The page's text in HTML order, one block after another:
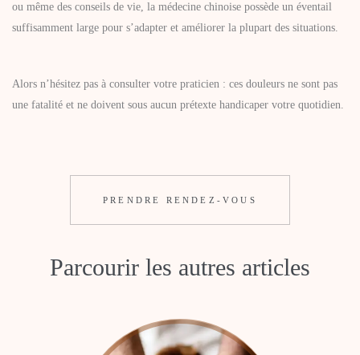
ou même des conseils de vie, la médecine chinoise possède un éventail
suffisamment large pour s’adapter et améliorer la plupart des situations.
Alors n’hésitez pas à consulter votre praticien : ces douleurs ne sont pas
une fatalité et ne doivent sous aucun prétexte handicaper votre quotidien.
PRENDRE RENDEZ-VOUS
Parcourir les autres articles